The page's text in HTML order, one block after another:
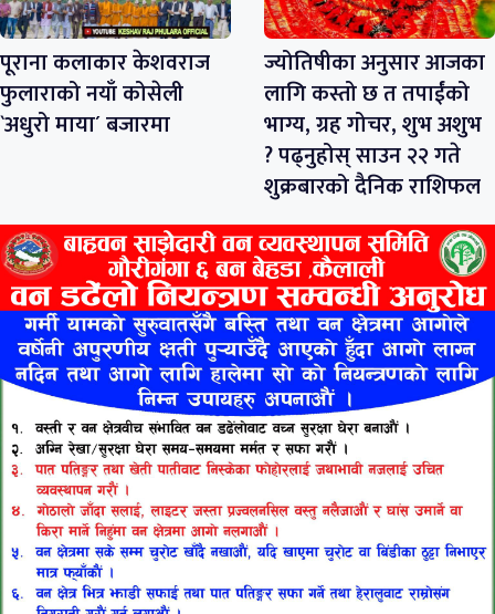
पूराना कलाकार केशवराज
फुलाराको नयाँ कोसेली
`अधुरो माया´ बजारमा
ज्योतिषीका अनुसार आजका
लागि कस्तो छ त तपाईंको
भाग्य, ग्रह गोचर, शुभ अशुभ
? पढ्नुहोस् साउन २२ गते
शुक्रबारको दैनिक राशिफल